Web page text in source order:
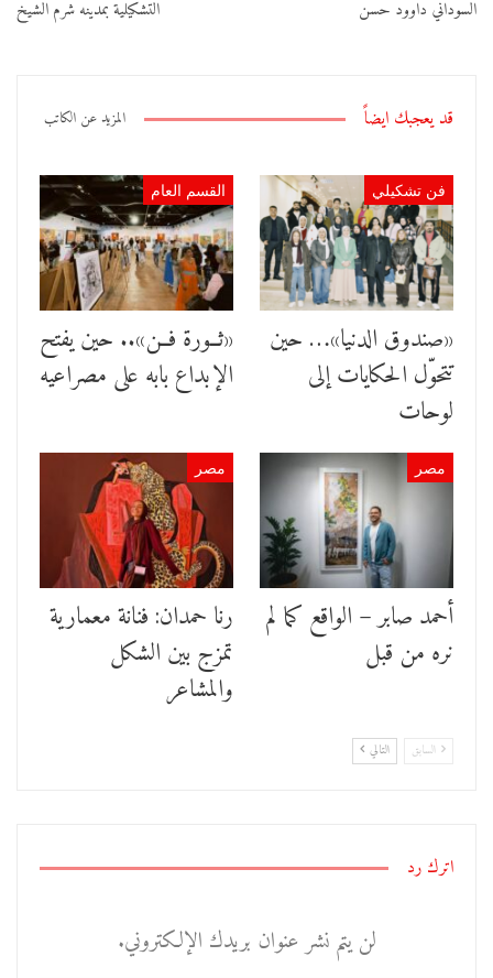
السوداني داوود حسن التشكيلية بمدينه شرم الشيخ
قد يعجبك ايضاً المزيد عن الكاتب
فن تشكيلي
«صندوق الدنيا»… حين
تتحوّل الحكايات إلى
لوحات
القسم العام
«ثــورة فــن».. حين يفتح
الإبداع بابه على مصراعيه
مصر
أحمد صابر – الواقع كما لم
نره من قبل
مصر
رنا حمدان: فنانة معمارية
تمزج بين الشكل
والمشاعر
السابق التالي
اترك رد
لن يتم نشر عنوان بريدك الإلكتروني.